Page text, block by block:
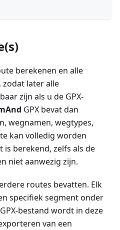
berekenen en alle
zodat later alle
zijn als u de GPX-
GPX bevat dan
wegnamen, wegtypes,
kan volledig worden
is berekend, zelfs als de
niet aanwezig zijn.
routes bevatten. Elk
specifiek segment onder
bestand wordt in deze
van een